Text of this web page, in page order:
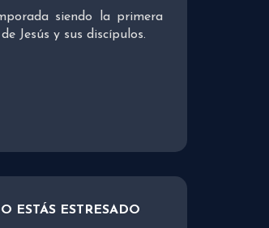
siendo la primera
Jesús y sus discípulos.
ESTÁS ESTRESADO